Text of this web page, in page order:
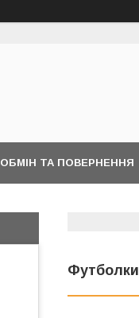
ОБМІН ТА ПОВЕРНЕННЯ
Футболки